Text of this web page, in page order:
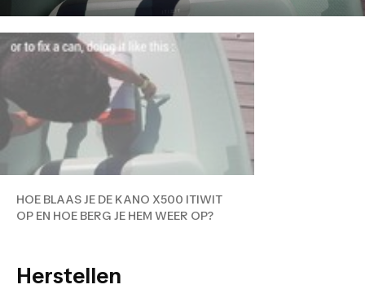
HOE BLAAS JE DE KANO X500 ITIWIT
OP EN HOE BERG JE HEM WEER OP?
Herstellen